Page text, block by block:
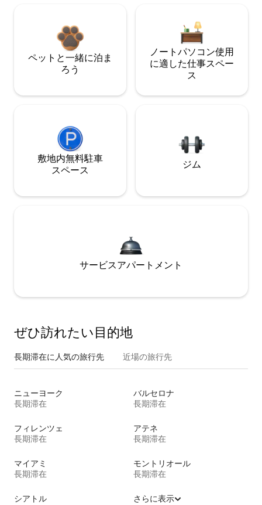
ペットと一緒に泊ま
ろう
ノートパソコン使用
に適した仕事スペー
ス
敷地内無料駐⁠車
ス⁠ペ⁠ー⁠ス
ジム
サービスアパートメント
ぜひ訪⁠れ⁠た⁠い目⁠的⁠地
長期滞在に人気の旅行先 近場の旅行先
ニューヨーク
長期滞在
バルセロナ
長期滞在
フィレンツェ
長期滞在
アテネ
長期滞在
マイアミ
長期滞在
モントリオール
長期滞在
シアトル
さらに表示